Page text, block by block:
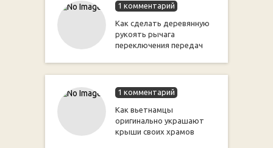
1 комментарий
Как сделать деревянную
рукоять рычага
переключения передач
1 комментарий
Как вьетнамцы
оригинально украшают
крыши своих храмов